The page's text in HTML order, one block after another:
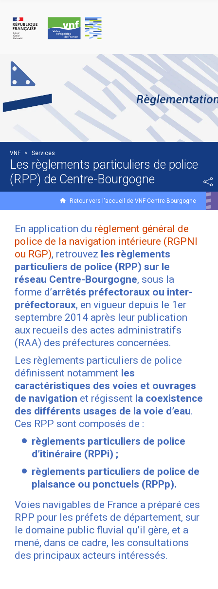
VNF > Services
Les règlements particuliers de police
(RPP) de Centre-Bourgogne
Retour vers l'accueil de VNF Centre-Bourgogne
En application du règlement général de
police de la navigation intérieure (RGPNI
ou RGP), retrouvez les règlements
particuliers de police (RPP) sur le
réseau Centre-Bourgogne, sous la
forme d’arrêtés préfectoraux ou inter-
préfectoraux, en vigueur depuis le 1er
septembre 2014 après leur publication
aux recueils des actes administratifs
(RAA) des préfectures concernées.
Les règlements particuliers de police
définissent notamment les
caractéristiques des voies et ouvrages
de navigation et régissent la coexistence
des différents usages de la voie d’eau.
Ces RPP sont composés de :
règlements particuliers de police
d’itinéraire (RPPi) ;
règlements particuliers de police de
plaisance ou ponctuels (RPPp).
Voies navigables de France a préparé ces
RPP pour les préfets de département, sur
le domaine public fluvial qu’il gère, et a
mené, dans ce cadre, les consultations
des principaux acteurs intéressés.